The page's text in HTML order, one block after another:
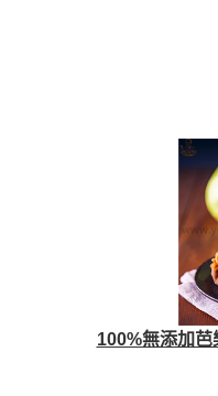
100%無添加